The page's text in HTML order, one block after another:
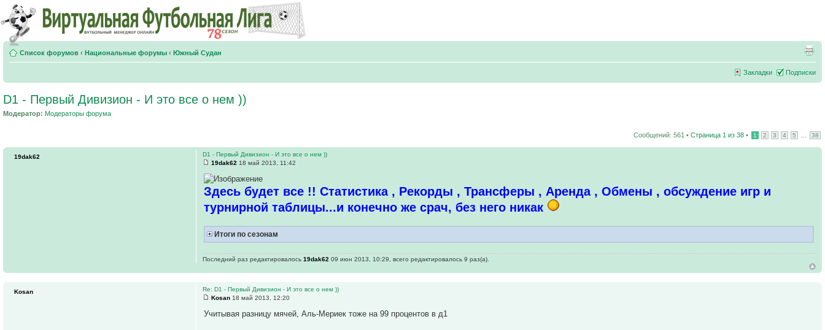
Список форумов ‹ Национальные форумы ‹ Южный Судан
Закладки Подписки
D1 - Первый Дивизион - И это все о нем ))
Модератор: Модераторы форума
Сообщений: 561 • Страница 1 из 38 • 1 2 3 4 5 38
D1 - Первый Дивизион - И это все о нем ))
19dak62 18 май 2013, 11:42
Здесь будет все !! Статистика , Рекорды , Трансферы , Аренда , Обмены , обсуждение игр и
турнирной таблицы...и конечно же срач, без него никак
Итоги по сезонам
Последний раз редактировалось19dak62 09 июн 2013, 10:29, всего редактировалось 9 раз(а).
19dak62
Re: D1 - Первый Дивизион - И это все о нем ))
Kosan 18 май 2013, 12:20
Учитывая разницу мячей, Аль-Мериек тоже на 99 процентов в д1
Kosan